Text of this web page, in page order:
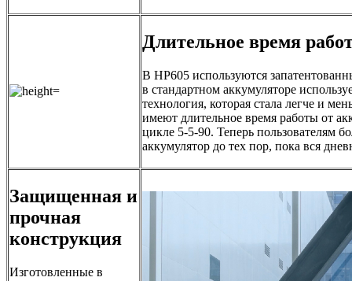
Длительное время
В HP605 используются
в стандартном аккумуляторе
технология, которая стала легче и
имеют длительное время работы от
цикле 5-5-90. Теперь пользователям
аккумулятор до тех пор, пока вся
Защищенная и
прочная
конструкция
Изготовленные в